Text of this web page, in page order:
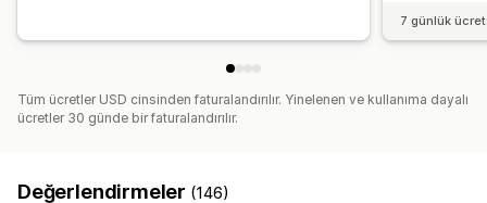
7 günlük
Tüm ücretler USD cinsinden faturalandırılır. Yinelenen ve kullanıma dayalı
ücretler 30 günde bir faturalandırılır.
Değerlendirmeler (146)